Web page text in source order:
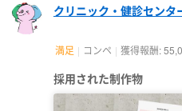
クリニック・健診センタ
満足
コンペ 獲得報酬:
採用された制作物